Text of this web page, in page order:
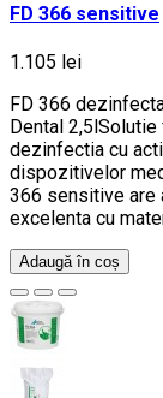
FD 366 sensitive
1.105 lei
FD 366
Dental
dezinfectia cu
dispozitivelor
366 sensitive are
excelenta cu
Adaugă în coș